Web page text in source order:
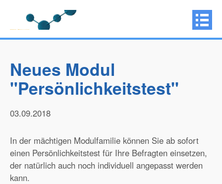
Neues Modul
"Persönlichkeitstest"
03.09.2018
In der mächtigen Modulfamilie können Sie ab sofort
einen Persönlichkeitstest für Ihre Befragten einsetzen,
der natürlich auch noch individuell angepasst werden
kann.